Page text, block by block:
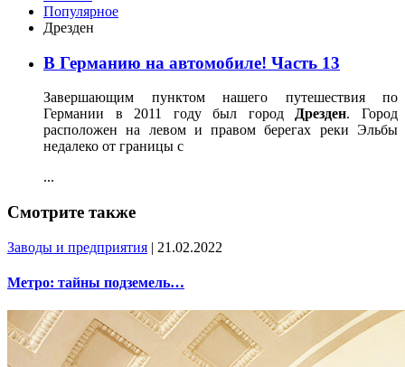
Популярное
Дрезден
В Германию на автомобиле! Часть 13
Завершающим пунктом нашего путешествия по
Германии в 2011 году был город Дрезден. Город
расположен на левом и правом берегах реки Эльбы
недалеко от границы с
...
Смотрите также
Заводы и предприятия | 21.02.2022
Метро: тайны подземель…